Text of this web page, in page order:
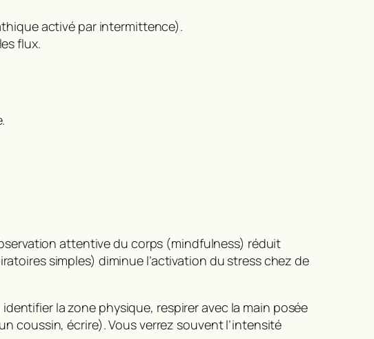
activé par intermittence).
flux.
attentive du corps (mindfulness) réduit
simples) diminue l’activation du stress chez de
la zone physique, respirer avec la main posée
coussin, écrire). Vous verrez souvent l’intensité